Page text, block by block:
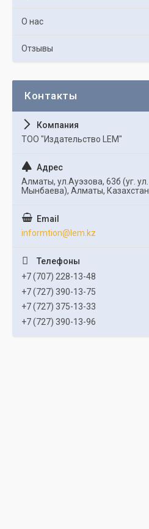
О нас
Отзывы
ТОО "Издательство LEM"
Алматы, ул.Ауэзова, 63б (уг. ул.
Мынбаева), Алматы, Казахстан
informtion@lem.kz
+7 (707) 228-13-48
+7 (727) 390-13-75
+7 (727) 375-13-33
+7 (727) 390-13-96